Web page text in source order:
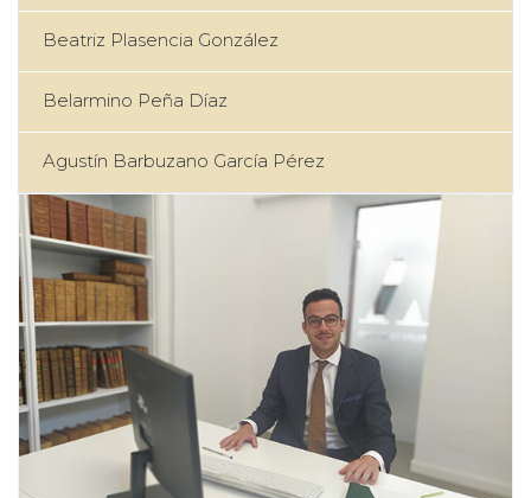
Beatriz Plasencia González
Belarmino Peña Díaz
Agustín Barbuzano García Pérez